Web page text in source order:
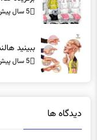
5 سال پیش
ببینید
5 سال پیش
دیدگاه ها